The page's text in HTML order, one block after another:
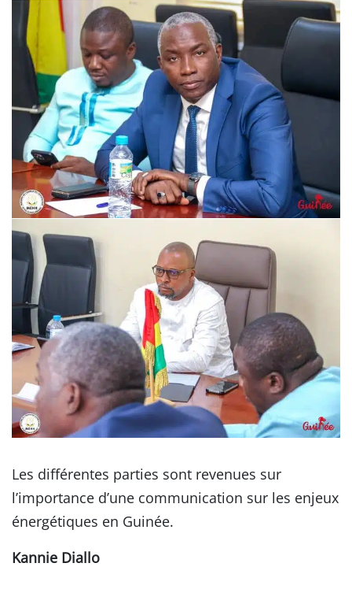
Les différentes parties sont revenues sur
l’importance d’une communication sur les enjeux
énergétiques en Guinée.
Kannie Diallo